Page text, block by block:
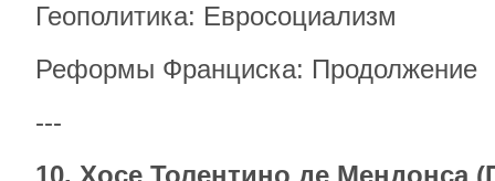
Геополитика: Евросоциализм
Реформы Франциска: Продолжение
---
10. Хосе Толентино де Мендонса